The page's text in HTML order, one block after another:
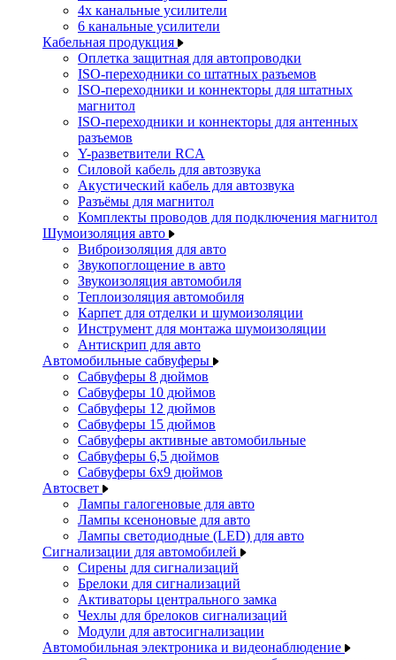
4х канальные усилители
6 канальные усилители
Кабельная продукция
Оплетка защитная для автопроводки
ISO-переходники со штатных разъемов
ISO-переходники и коннекторы для штатных
магнитол
ISO-переходники и коннекторы для антенных
разъемов
Y-разветвители RCA
Силовой кабель для автозвука
Акустический кабель для автозвука
Разъёмы для магнитол
Комплекты проводов для подключения магнитол
Шумоизоляция авто
Виброизоляция для авто
Звукопоглощение в авто
Звукоизоляция автомобиля
Теплоизоляция автомобиля
Карпет для отделки и шумоизоляции
Инструмент для монтажа шумоизоляции
Антискрип для авто
Автомобильные сабвуферы
Сабвуферы 8 дюймов
Сабвуферы 10 дюймов
Сабвуферы 12 дюймов
Сабвуферы 15 дюймов
Сабвуферы активные автомобильные
Сабвуферы 6,5 дюймов
Сабвуферы 6x9 дюймов
Автосвет
Лампы галогеновые для авто
Лампы ксеноновые для авто
Лампы светодиодные (LED) для авто
Сигнализации для автомобилей
Сирены для сигнализаций
Брелоки для сигнализаций
Активаторы центрального замка
Чехлы для брелоков сигнализаций
Модули для автосигнализации
Автомобильная электроника и видеонаблюдение